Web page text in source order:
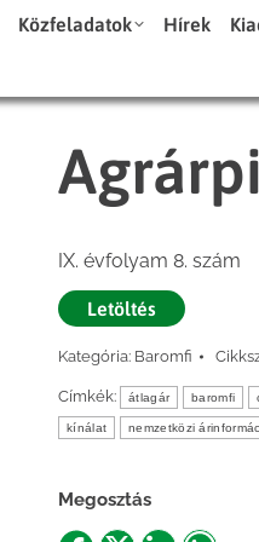
Közfeladatok Hírek
IX. évfolyam 8. szám
Letöltés
Kategória: Baromfi
Címkék: átlagár baromfi
kínálat nemzetközi
Megosztás